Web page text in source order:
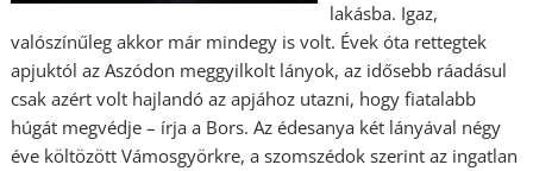
lakásba. Igaz,
valószínűleg akkor már mindegy is volt. Évek óta rettegtek
apjuktól az Aszódon meggyilkolt lányok, az idősebb ráadásul
csak azért volt hajlandó az apjához utazni, hogy fiatalabb
húgát megvédje – írja a Bors. Az édesanya két lányával négy
éve költözött Vámosgyörkre, a szomszédok szerint az ingatlan